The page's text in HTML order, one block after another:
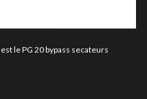
le PG 20 bypass secateurs